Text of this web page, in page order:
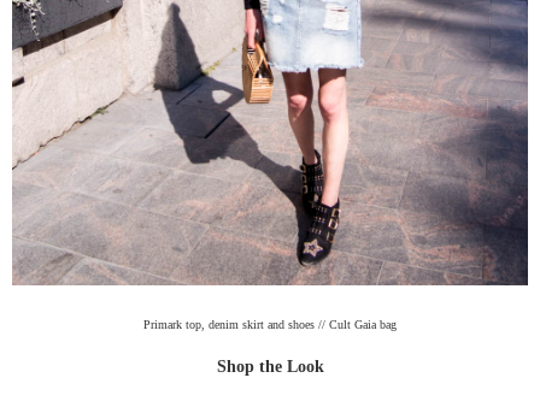
Primark top, denim skirt and shoes // Cult Gaia bag
Shop the Look